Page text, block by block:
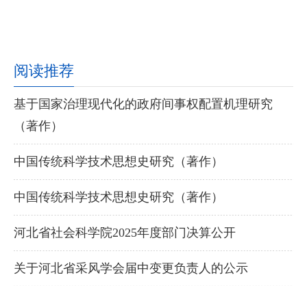
阅读推荐
基于国家治理现代化的政府间事权配置机理研究
（著作）
中国传统科学技术思想史研究（著作）
中国传统科学技术思想史研究（著作）
河北省社会科学院2025年度部门决算公开
关于河北省采风学会届中变更负责人的公示